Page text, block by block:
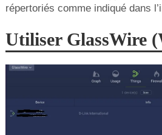
répertoriés comme indiqué dans
Utiliser GlassWire